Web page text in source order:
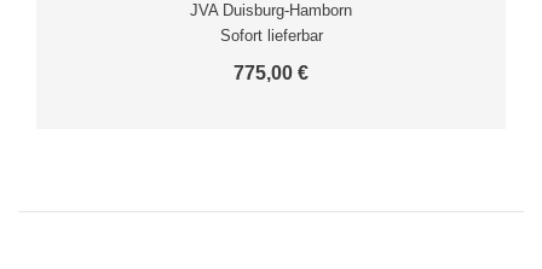
JVA Duisburg-Hamborn
Sofort lieferbar
775,00 €